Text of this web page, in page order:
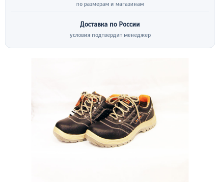
по размерам и магазинам
Доставка по России
условия подтвердит менеджер